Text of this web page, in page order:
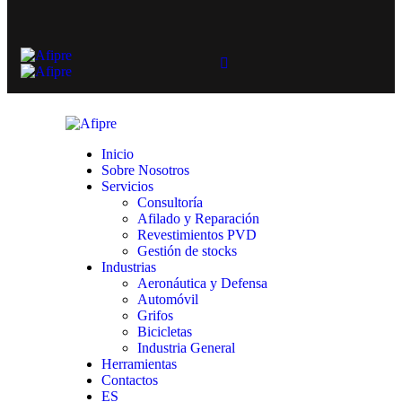
Inicio
Sobre Nosotros
Servicios
Consultoría
Afilado y Reparación
Revestimientos PVD
Gestión de stocks
Industrias
Aeronáutica y Defensa
Automóvil
Grifos
Bicicletas
Industria General
Herramientas
Contactos
ES